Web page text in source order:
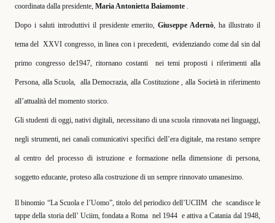
coordinata dalla presidente, Maria Antonietta Baiamonte .
Dopo i saluti introduttivi il presidente emerito,Giuseppe Adernò, ha illustrato il
tema del XXVI congresso, in linea con i precedenti, evidenziando come dal sin dal
primo congresso de1947, ritornano costanti nei temi proposti i riferimenti alla
Persona, alla Scuola, alla Democrazia, alla Costituzione , alla Società in riferimento
all’attualità del momento storico.
Gli studenti di oggi, nativi digitali, necessitano di una scuola rinnovata nei linguaggi,
negli strumenti, nei canali comunicativi specifici dell’era digitale, ma restano sempre
al centro del processo di istruzione e formazione nella dimensione di persona,
soggetto educante, proteso alla costruzione di un sempre rinnovato umanesimo.
Il binomio “La Scuola e l’Uomo”, titolo del periodico dell’UCIIM che scandisce le
tappe della storia dell’ Uciim, fondata a Roma nel 1944 e attiva a Catania dal 1948,